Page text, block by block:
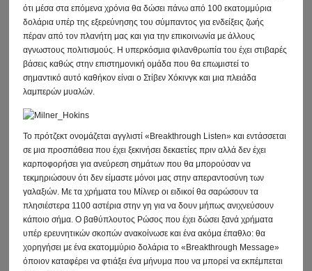
ότι μέσα στα επόμενα χρόνια θα δώσει πάνω από 100 εκατομμύρια
δολάρια υπέρ της εξερεύνησης του σύμπαντος για ενδείξεις ζωής
πέραν από τον πλανήτη μας και για την επικοινωνία με άλλους
αγνωστους πολιτισμούς. Η υπερκόσμια φιλανθρωπία του έχει στιβαρές
βάσεις καθώς στην επιστημονική ομάδα που θα επωμιστεί το
σημαντικό αυτό καθήκον είναι ο Στίβεν Χόκινγκ και μια πλειάδα
λαμπερών μυαλών.
Το πρότζεκτ ονομάζεται αγγλιστί «Breakthrough Listen» και εντάσσεται
σε μια προσπάθεια που έχει ξεκινήσει δεκαετίες πριν αλλά δεν έχει
καρποφορήσει για ανεύρεση σημάτων που θα μπορούσαν να
τεκμηριώσουν ότι δεν είμαστε μόνοι μας στην απεραντοσύνη των
γαλαξιών. Με τα χρήματα του Μίλνερ οι ειδικοί θα σαρώσουν τα
πλησιέστερα 1100 αστέρια στην γη για να δουν μήπως ανιχνεύσουν
κάποιο σήμα. Ο βαθύπλουτος Ρώσος που έχει δώσει ξανά χρήματα
υπέρ ερευνητικών σκοπών ανακοίνωσε και ένα ακόμα έπαθλο: θα
χορηγήσει με ένα εκατομμύριο δολάρια το «Breakthrough Message»
όποιον καταφέρει να φτιάξει ένα μήνυμα που να μπορεί να εκπέμπεται